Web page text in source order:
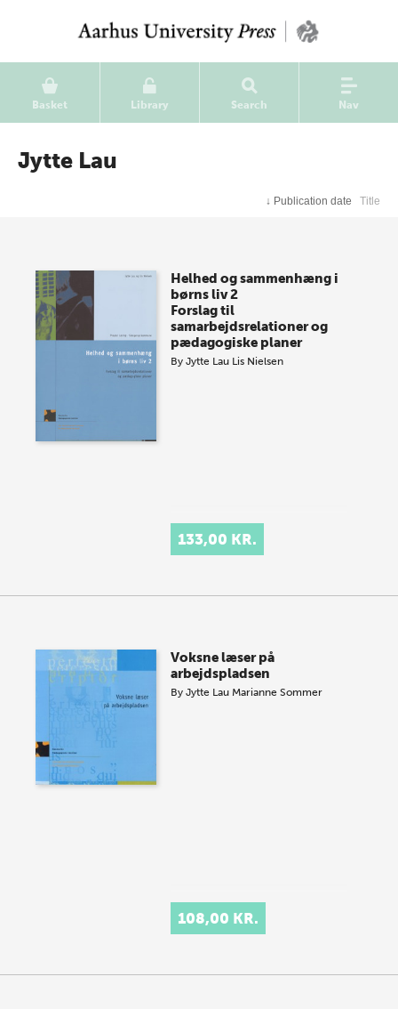
Basket Library Search Nav
Jytte Lau
↓ Publication date Title
Helhed og sammenhæng i
børns liv 2
Forslag til
samarbejdsrelationer og
pædagogiske planer
ByJytte Lau Lis Nielsen
133,00 KR.
Voksne læser på
arbejdspladsen
ByJytte Lau Marianne Sommer
108,00 KR.